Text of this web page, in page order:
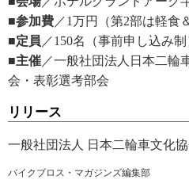
■参加費 ／1万円（第2部は軽食
■定員 ／150名（事前申し込み制
■主催 ／一般社団法人日本二
会・表彰選考部会
リリース
一般社団法人 日本二輪車文化協
バイクブロス・マガジンズ編集部